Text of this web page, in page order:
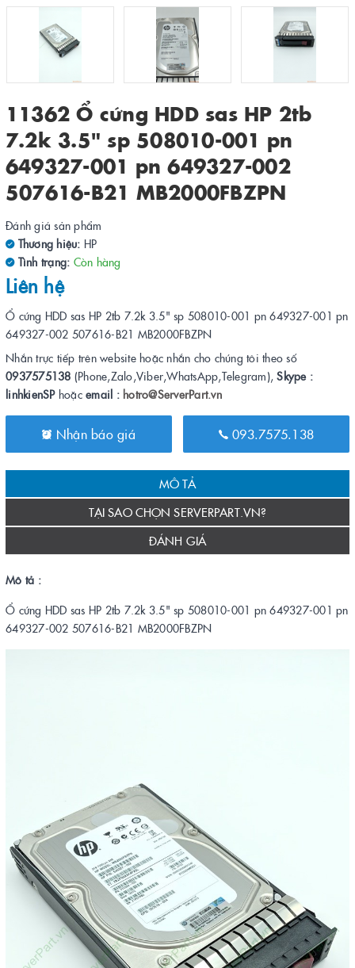
11362 Ổ cứng HDD sas HP 2tb
7.2k 3.5" sp 508010-001 pn
649327-001 pn 649327-002
507616-B21 MB2000FBZPN
Đánh giá sản phẩm
Thương hiệu: HP
Tình trạng: Còn hàng
Liên hệ
Ổ cứng HDD sas HP 2tb 7.2k 3.5" sp 508010-001 pn 649327-001 pn
649327-002 507616-B21 MB2000FBZPN
Nhắn trực tiếp trên website hoặc nhắn cho chúng tôi theo số
0937575138 (Phone,Zalo,Viber,WhatsApp,Telegram),Skype :
linhkienSPhoặc email : hotro@ServerPart.vn
Nhận báo giá 093.7575.138
MÔ TẢ
TẠI SAO CHỌN SERVERPART.VN?
ĐÁNH GIÁ
Mô tả :
Ổ cứng HDD sas HP 2tb 7.2k 3.5" sp 508010-001 pn 649327-001 pn
649327-002 507616-B21 MB2000FBZPN